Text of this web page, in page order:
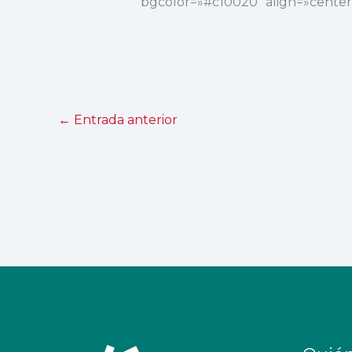
← Entrada anterior